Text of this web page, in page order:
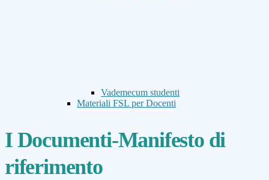
Vademecum studenti
Materiali FSL per Docenti
I Documenti-Manifesto di
riferimento